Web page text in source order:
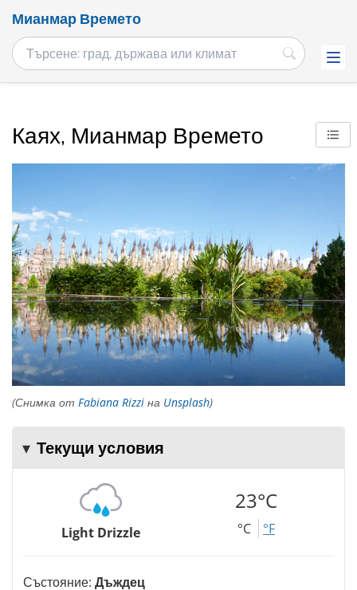
Мианмар Времето
Каях, Мианмар Времето
(Снимка от Fabiana Rizzi на Unsplash)
Текущи условия
Light Drizzle
23°C
°C °F
Състояние: Дъждец